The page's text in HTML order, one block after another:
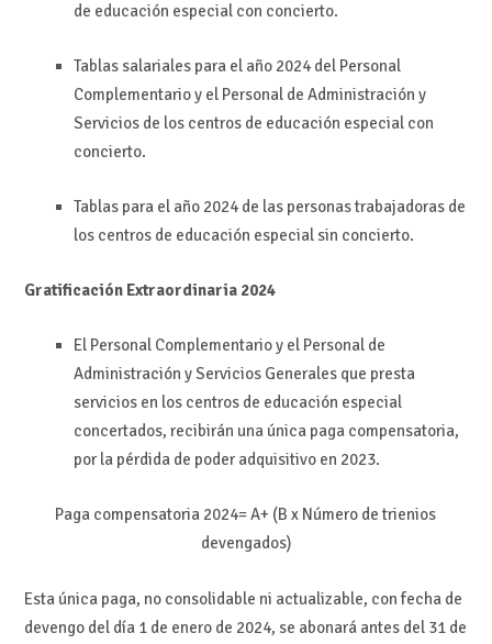
de educación especial con concierto.
Tablas salariales para el año 2024 del Personal
Complementario y el Personal de Administración y
Servicios de los centros de educación especial con
concierto.
Tablas para el año 2024 de las personas trabajadoras de
los centros de educación especial sin concierto.
Gratificación Extraordinaria 2024
El Personal Complementario y el Personal de
Administración y Servicios Generales que presta
servicios en los centros de educación especial
concertados, recibirán una única paga compensatoria,
por la pérdida de poder adquisitivo en 2023.
Paga compensatoria 2024= A+ (B x Número de trienios
devengados)
Esta única paga, no consolidable ni actualizable, con fecha de
devengo del día 1 de enero de 2024, se abonará antes del 31 de